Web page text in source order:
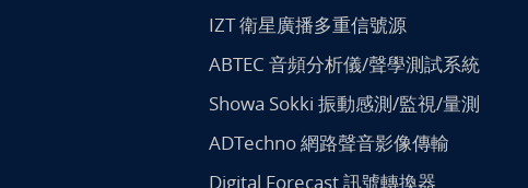
IZT 衛星廣播多重信號源
ABTEC 音頻分析儀/聲學測試系統
Showa Sokki 振動感測/監視/量測
ADTechno 網路聲音影像傳輸
Digital Forecast 訊號轉換器